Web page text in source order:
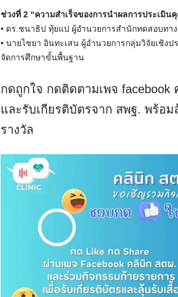
ช่วงที่ 2 “ความสำเร็จของการนำผลการประเมิ
• ดร.ชนาธิป ทุ้ยแป ผู้อำนวยการสำนักทดสอบทา
• นายไชยา อินทะเสน ผู้อำนวยการกลุ่มวิจัยเชิง
จัดการศึกษาขั้นพื้นฐาน
กดถูกใจ กดติดตามเพจ facebook
และรับเกียรติบัตรจาก สพฐ. พร้อ
รางวัล